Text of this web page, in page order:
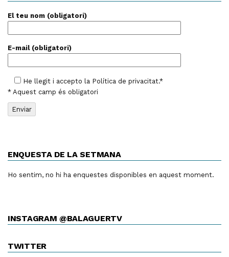
El teu nom (obligatori)
E-mail (obligatori)
He llegit i accepto la Política de privacitat.*
* Aquest camp és obligatori
ENQUESTA DE LA SETMANA
Ho sentim, no hi ha enquestes disponibles en aquest moment.
INSTAGRAM @BALAGUERTV
TWITTER